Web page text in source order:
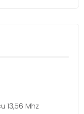
13,56 Mhz